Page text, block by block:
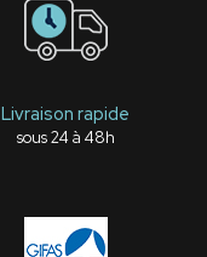
Livraison rapide
sous 24 à 48h